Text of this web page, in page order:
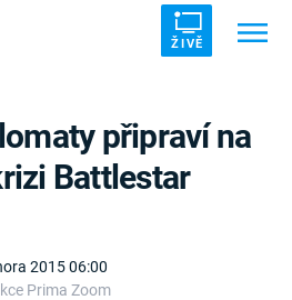
ŽIVĚ
2015 06:00
Prima Zoom
připraví na
Battlestar